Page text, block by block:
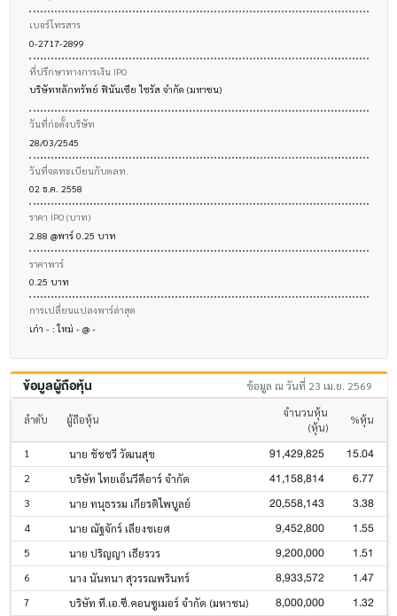
เบอร์โทรสาร
0-2717-2899
ที่ปรึกษาทางการเงิน IPO
บริษัทหลักทรัพย์ ฟินันเซีย ไซรัส จำกัด (มหาชน)
วันที่ก่อตั้งบริษัท
28/03/2545
วันที่จดทะเบียนกับตลท.
02 ธ.ค. 2558
ราคา IPO (บาท)
2.88 @พาร์ 0.25 บาท
ราคาพาร์
0.25 บาท
การเปลี่ยนแปลงพาร์ล่าสุด
เก่า - : ใหม่ - @ -
ข้อมูลผู้ถือหุ้น ข้อมูล ณ วันที่ 23 เม.ย. 2569
ลำดับ ผู้ถือหุ้น
จำนวนหุ้น
(หุ้น)
%หุ้น
1 นาย ชัชชวี วัฒนสุข 91,429,825 15.04
2 บริษัท ไทยเอ็นวีดีอาร์ จำกัด 41,158,814 6.77
3 นาย ทนุธรรม เกียรติไพบูลย์ 20,558,143 3.38
4 นาย ณัฐจักร์ เลียงชเยศ 9,452,800 1.55
5 นาย ปริญญา เธียรวร 9,200,000 1.51
6 นาง นันทนา สุวรรณพรินทร์ 8,933,572 1.47
7 บริษัท ที.เอ.ซี.คอนซูเมอร์ จำกัด (มหาชน) 8,000,000 1.32